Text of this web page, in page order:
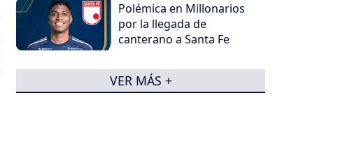
Polémica en Millonarios
por la llegada de
canterano a Santa Fe
VER MÁS +